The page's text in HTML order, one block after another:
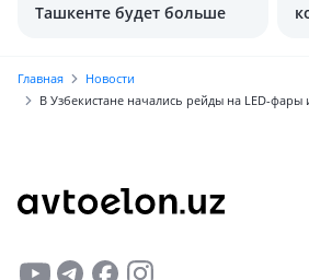
Ташкенте будет больше
Главная
Новости
В Узбекистане начались рейды на LED-фары